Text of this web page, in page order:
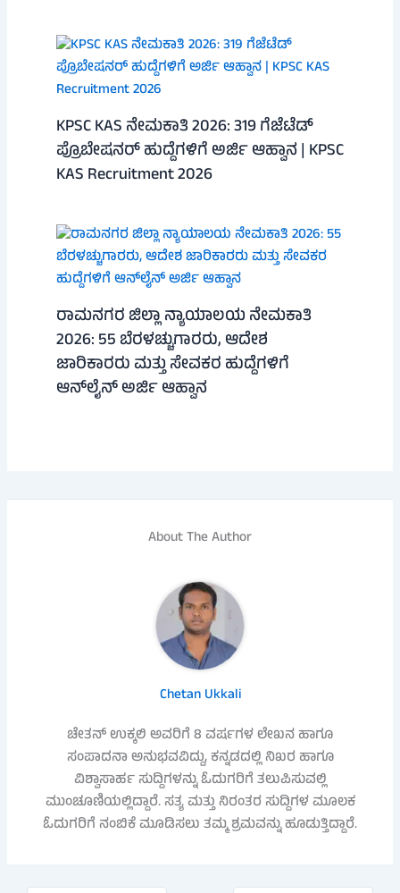
KPSC KAS ನೇಮಕಾತಿ 2026: 319 ಗೆಜೆಟೆಡ್
ಪ್ರೊಬೇಷನರ್ ಹುದ್ದೆಗಳಿಗೆ ಅರ್ಜಿ ಆಹ್ವಾನ | KPSC
KAS Recruitment 2026
ರಾಮನಗರ ಜಿಲ್ಲಾ ನ್ಯಾಯಾಲಯ ನೇಮಕಾತಿ
2026: 55 ಬೆರಳಚ್ಚುಗಾರರು, ಆದೇಶ
ಜಾರಿಕಾರರು ಮತ್ತು ಸೇವಕರ ಹುದ್ದೆಗಳಿಗೆ
ಆನ್‌ಲೈನ್ ಅರ್ಜಿ ಆಹ್ವಾನ
About The Author
Chetan Ukkali
ಚೇತನ್ ಉಕ್ಕಲಿ ಅವರಿಗೆ 8 ವರ್ಷಗಳ ಲೇಖನ ಹಾಗೂ
ಸಂಪಾದನಾ ಅನುಭವವಿದ್ದು, ಕನ್ನಡದಲ್ಲಿ ನಿಖರ ಹಾಗೂ
ವಿಶ್ವಾಸಾರ್ಹ ಸುದ್ದಿಗಳನ್ನು ಓದುಗರಿಗೆ ತಲುಪಿಸುವಲ್ಲಿ
ಮುಂಚೂಣಿಯಲ್ಲಿದ್ದಾರೆ. ಸತ್ಯ ಮತ್ತು ನಿರಂತರ ಸುದ್ದಿಗಳ ಮೂಲಕ
ಓದುಗರಿಗೆ ನಂಬಿಕೆ ಮೂಡಿಸಲು ತಮ್ಮ ಶ್ರಮವನ್ನು ಹೂಡುತ್ತಿದ್ದಾರೆ.